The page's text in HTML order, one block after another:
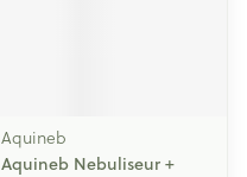
Aquineb
Aquineb Nebuliseur +